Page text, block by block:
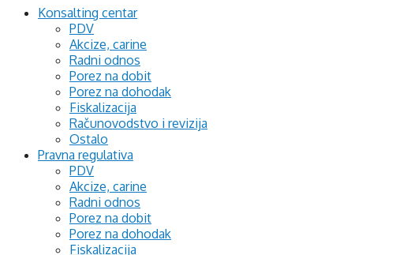
Konsalting centar
PDV
Akcize, carine
Radni odnos
Porez na dobit
Porez na dohodak
Fiskalizacija
Računovodstvo i revizija
Ostalo
Pravna regulativa
PDV
Akcize, carine
Radni odnos
Porez na dobit
Porez na dohodak
Fiskalizacija